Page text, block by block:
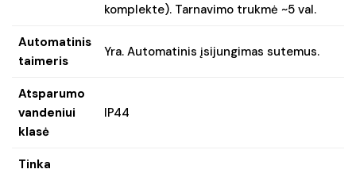
komplekte). Tarnavimo trukmė ~5 val.
Automatinis
taimeris
Yra. Automatinis įsijungimas sutemus.
Atsparumo
vandeniui
klasė
IP44
Tinka